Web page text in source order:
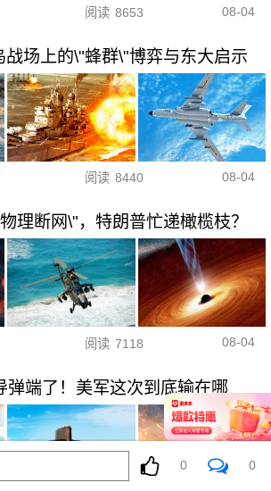
阅读 8653 08-04
战场上的\"蜂群\"博弈与东大启示
阅读 8440 08-04
理断网\"，特朗普忙递橄榄枝？
阅读 7118 08-04
弹端了！美军这次到底输在哪
0 0